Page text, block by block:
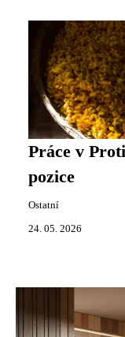
Práce v
pozice
Ostatní
24. 05. 2026